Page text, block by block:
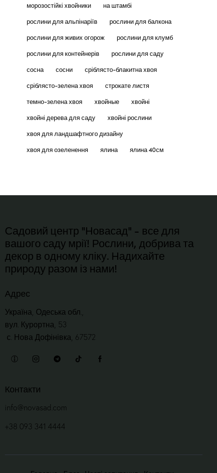
морозостійкі хвойники
на штамбі
рослини для альпінаріїв
рослини для балкона
рослини для живих огорож
рослини для клумб
рослини для контейнерів
рослини для саду
сосна
сосни
сріблясто-блакитна хвоя
сріблясто-зелена хвоя
строкате листя
темно-зелена хвоя
хвойные
хвойні
хвойні дерева для саду
хвойні рослини
хвоя для ландшафтного дизайну
хвоя для озеленення
ялина ялина 40см
Садовий центр "Новасад" - все для
вашого саду мрії! Рослини, добрива та
декор в одному кліку. Надихайте
природу разом із нами!
Адрес
Україна, Одеська обл.,
вул. Курортна, 53
с. Нова Дофінівка, 67572
Контакти
info@novasad.com
+38 093 341 4444